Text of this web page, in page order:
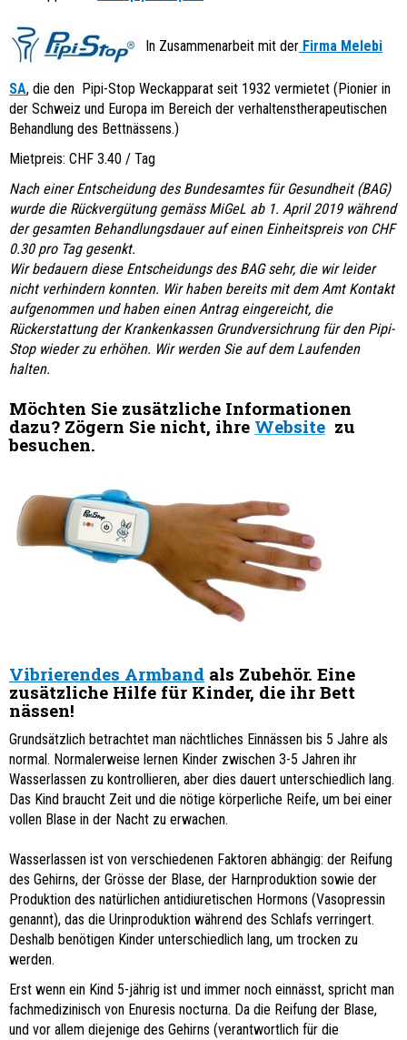
In Zusammenarbeit mit der Firma Melebi
SA, die den Pipi-Stop Weckapparat seit 1932 vermietet (Pionier in
der Schweiz und Europa im Bereich der verhaltenstherapeutischen
Behandlung des Bettnässens.)
Mietpreis: CHF 3.40 / Tag
Nach einer Entscheidung des Bundesamtes für Gesundheit (BAG)
wurde die Rückvergütung gemäss MiGeL ab 1. April 2019 während
der gesamten Behandlungsdauer auf einen Einheitspreis von CHF
0.30 pro Tag gesenkt.
Wir bedauern diese Entscheidungs des BAG sehr, die wir leider
nicht verhindern konnten. Wir haben bereits mit dem Amt Kontakt
aufgenommen und haben einen Antrag eingereicht, die
Rückerstattung der Krankenkassen Grundversichrung für den Pipi-
Stop wieder zu erhöhen. Wir werden Sie auf dem Laufenden
halten.
Möchten Sie zusätzliche Informationen
dazu? Zögern Sie nicht, ihre Website zu
besuchen.
Vibrierendes Armband als Zubehör. Eine
zusätzliche Hilfe für Kinder, die ihr Bett
nässen!
Grundsätzlich betrachtet man nächtliches Einnässen bis 5 Jahre als
normal. Normalerweise lernen Kinder zwischen 3-5 Jahren ihr
Wasserlassen zu kontrollieren, aber dies dauert unterschiedlich lang.
Das Kind braucht Zeit und die nötige körperliche Reife, um bei einer
vollen Blase in der Nacht zu erwachen.
Wasserlassen ist von verschiedenen Faktoren abhängig: der Reifung
des Gehirns, der Grösse der Blase, der Harnproduktion sowie der
Produktion des natürlichen antidiuretischen Hormons (Vasopressin
genannt), das die Urinproduktion während des Schlafs verringert.
Deshalb benötigen Kinder unterschiedlich lang, um trocken zu
werden.
Erst wenn ein Kind 5-jährig ist und immer noch einnässt, spricht man
fachmedizinisch von Enuresis nocturna. Da die Reifung der Blase,
und vor allem diejenige des Gehirns (verantwortlich für die